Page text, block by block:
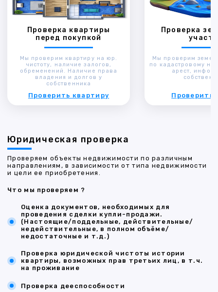
Проверка квартиры
перед покупкой
Мы проверим квартиру на юр.
чистоту, наличие залогов,
обременений. Наличие права
владения и долгов у
собственника
Проверить квартиру
Проверка
Мы проверим
по кадастровому
арест,
Проверить
Юридическая проверка
Проверяем объекты недвижимости по различным
направлениям, в зависимости от типа недвижимости
и цели ее приобретения.
Что мы проверяем ?
Оценка документов, необходимых для
проведения сделки купли-продажи.
(Настоящие/поддельные, действительные/
недействительные, в полном объёме/
недостаточные и т.д.)
Проверка юридической чистоты истории
квартиры, возможных прав третьих лиц, в т.ч.
на проживание
Проверка дееспособности